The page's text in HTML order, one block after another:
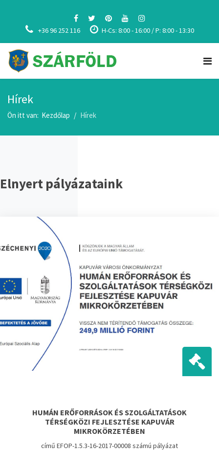
+36 96 252 116 H-Cs: 8:00 - 16:00 / P: 8:00 - 13:30
Hírek
Ön itt van: Kezdőlap Hírek
Elnyert pályázataink
HUMÁN ERŐFORRÁSOK ÉS SZOLGÁLTATÁSOK
TÉRSÉGKÖZI FEJLESZTÉSE KAPUVÁR
MIKROKÖRZETÉBEN
című EFOP-1.5.3-16-2017-00008 számú pályázat